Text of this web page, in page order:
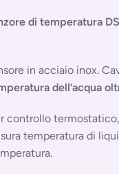
di temperatura
in acciaio inox.
dell’acqua
controllo
temperatura di